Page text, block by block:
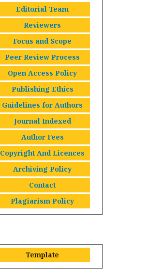
Editorial Team
Reviewers
Focus and Scope
Peer Review Process
Open Access Policy
Publishing Ethics
Guidelines for Authors
Journal Indexed
Author Fees
Copyright And Licences
Archiving Policy
Contact
Plagiarism Policy
Template